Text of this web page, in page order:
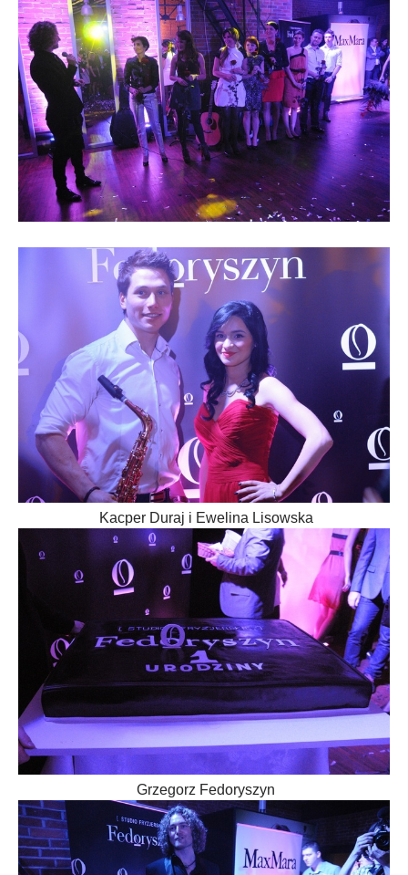
Kacper Duraj i Ewelina Lisowska
Grzegorz Fedoryszyn